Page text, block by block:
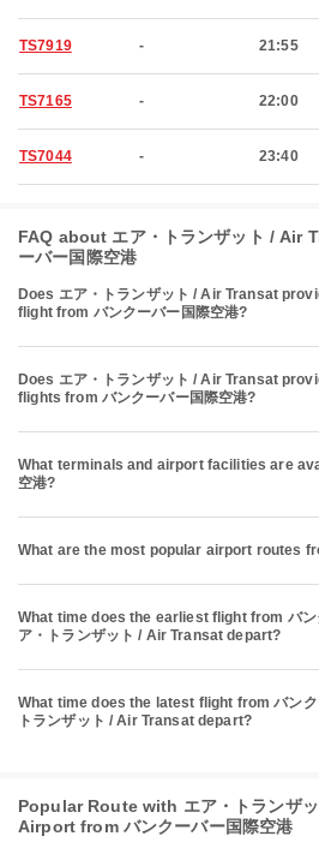
TS7919 - 21:55
TS7165 - 22:00
TS7044 - 23:40
FAQ about エア・トランザット / Air
ーバー国際空港
Does エア・トランザット / Air Transat
flight from バンクーバー国際空港?
Does エア・トランザット / Air Transat
flights from バンクーバー国際空港?
What terminals and airport facilities are
空港?
What are the most popular airport routes
What time does the earliest flight from バン
ア・トランザット / Air Transat depart?
What time does the latest flight from バンク
トランザット / Air Transat depart?
Popular Route with エア・トランザ
Airport from バンクーバー国際空港